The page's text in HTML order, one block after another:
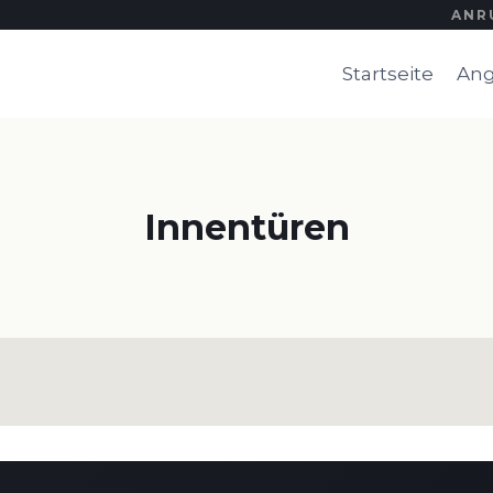
Startseite
Innentüren